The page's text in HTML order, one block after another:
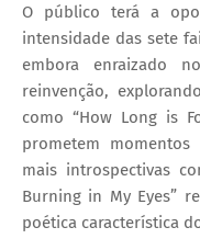
O público terá a
intensidade das sete
embora enraizado
reinvenção,
como “How Long is
prometem
mais introspectivas
Burning in My Eyes”
poética característica